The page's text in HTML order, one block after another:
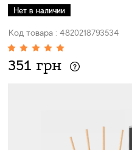
Нет в наличии
Код товара : 4820218793534
351 грн